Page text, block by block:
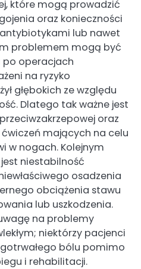
które mogą prowadzić
oraz konieczności
lub nawet
problemem mogą być
po operacjach
na ryzyko
głębokich ze względu
Dlatego tak ważne jest
oraz
mających na celu
w nogach. Kolejnym
niestabilność
osadzenia
obciążenia stawu
lub uszkodzenia.
na problemy
niektórzy pacjenci
bólu pomimo
i rehabilitacji.